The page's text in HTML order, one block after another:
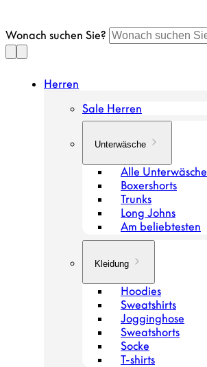
zum
Artikel
Wonach suchen Sie?
Herren
Sale Herren
Unterwäsche
Alle Unterwäsche
Boxershorts
Trunks
Long Johns
Am beliebtesten
Kleidung
Hoodies
Sweatshirts
Jogginghose
Sweatshorts
Socke
T-shirts